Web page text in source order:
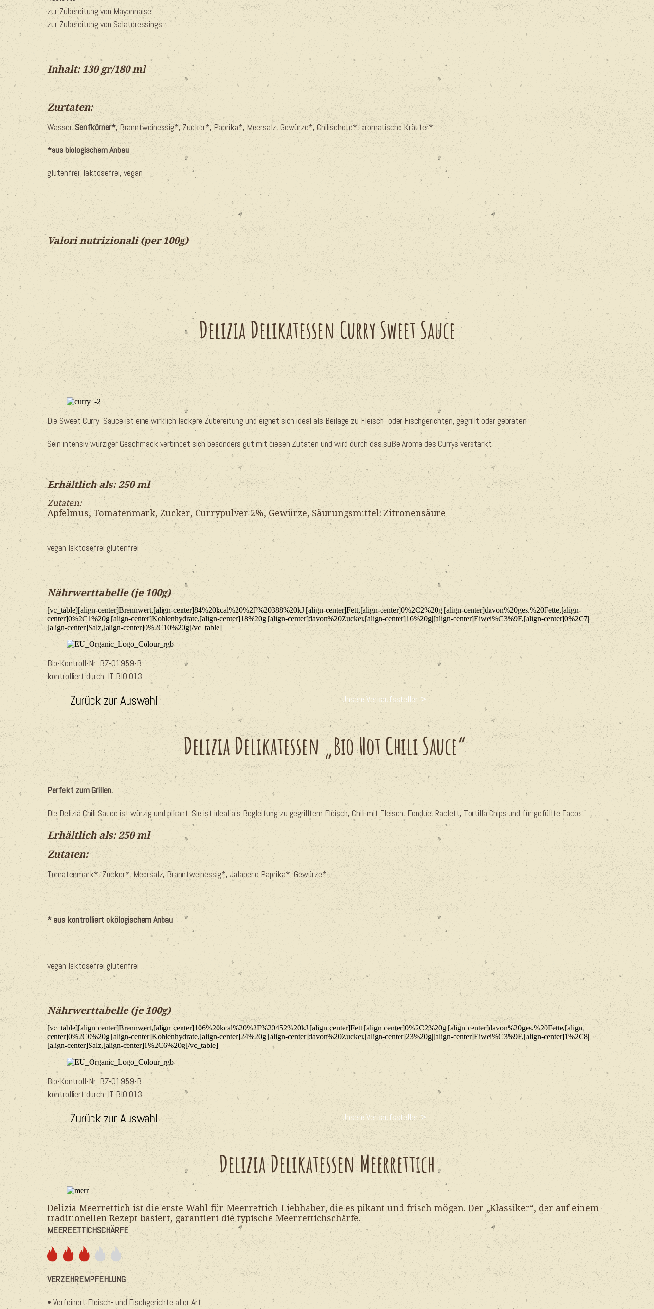
zur Zubereitung von Mayonnaise
zur Zubereitung von Salatdressings
Inhalt: 130 gr/180 ml
Zurtaten:
Wasser, Senfkörner*, Branntweinessig*, Zucker*, Paprika*, Meersalz, Gewürze*, Chilischote*, aromatische Kräuter*
*aus biologischem Anbau
glutenfrei, laktosefrei, vegan
Valori nutrizionali (per 100g)
Delizia Delikatessen Curry Sweet Sauce
Die Sweet Curry Sauce ist eine wirklich leckere Zubereitung und eignet sich ideal als Beilage zu Fleisch- oder Fischgerichten, gegrillt oder gebraten.
Sein intensiv würziger Geschmack verbindet sich besonders gut mit diesen Zutaten und wird durch das süße Aroma des Currys verstärkt.
Erhältlich als: 250 ml
Zutaten:
Apfelmus, Tomatenmark, Zucker, Currypulver 2%, Gewürze, Säurungsmittel: Zitronensäure
vegan laktosefrei glutenfrei
Nährwerttabelle (je 100g)
[vc_table][align-center]Brennwert,[align-center]84%20kcal%20%2F%20388%20kJ|[align-center]Fett,[align-center]0%2C2%20g|[align-center]davon%20ges.%20Fette,[align-
center]0%2C1%20g|[align-center]Kohlenhydrate,[align-center]18%20g|[align-center]davon%20Zucker,[align-center]16%20g|[align-center]Eiwei%C3%9F,[align-center]0%2C7|
[align-center]Salz,[align-center]0%2C10%20g[/vc_table]
Bio-Kontroll-Nr.: BZ-01959-B
kontrolliert durch: IT BIO 013
Zurück zur Auswahl Unsere Verkaufsstellen >
Delizia Delikatessen „Bio Hot Chili Sauce“
Perfekt zum Grillen.
Die Delizia Chili Sauce ist würzig und pikant. Sie ist ideal als Begleitung zu gegrilltem Fleisch, Chili mit Fleisch, Fondue, Raclett, Tortilla Chips und für gefüllte Tacos
Erhältlich als: 250 ml
Zutaten:
Tomatenmark*, Zucker*, Meersalz, Branntweinessig*, Jalapeno Paprika*, Gewürze*
* aus kontrolliert okölogischem Anbau
vegan laktosefrei glutenfrei
Nährwerttabelle (je 100g)
[vc_table][align-center]Brennwert,[align-center]106%20kcal%20%2F%20452%20kJ|[align-center]Fett,[align-center]0%2C2%20g|[align-center]davon%20ges.%20Fette,[align-
center]0%2C0%20g|[align-center]Kohlenhydrate,[align-center]24%20g|[align-center]davon%20Zucker,[align-center]23%20g|[align-center]Eiwei%C3%9F,[align-center]1%2C8|
[align-center]Salz,[align-center]1%2C6%20g[/vc_table]
Bio-Kontroll-Nr.:BZ-01959-B
kontrolliert durch: IT BIO 013
Zurück zur Auswahl Unsere Verkaufsstellen >
Delizia Delikatessen Meerrettich
Delizia Meerrettich ist die erste Wahl für Meerrettich-Liebhaber, die es pikant und frisch mögen. Der „Klassiker“, der auf einem
traditionellen Rezept basiert, garantiert die typische Meerrettichschärfe.
MEEREETTICHSCHÄRFE
VERZEHREMPFEHLUNG
• Verfeinert Fleisch- und Fischgerichte aller Art